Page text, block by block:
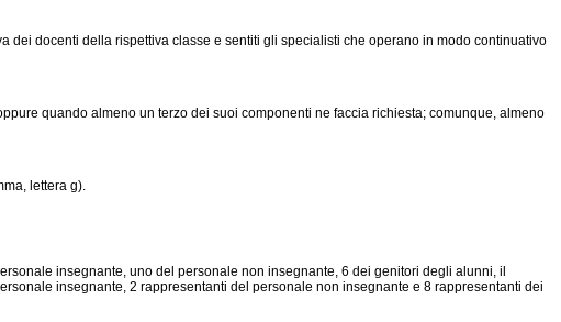
docenti della rispettiva classe e sentiti gli specialisti che operano in modo continuativo
quando almeno un terzo dei suoi componenti ne faccia richiesta; comunque, almeno
lettera g).
insegnante, uno del personale non insegnante, 6 dei genitori degli alunni, il
insegnante, 2 rappresentanti del personale non insegnante e 8 rappresentanti dei